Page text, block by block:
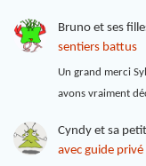
Bruno et ses
sentiers battus
Un grand merci
avons vraiment
Cyndy et sa
avec guide